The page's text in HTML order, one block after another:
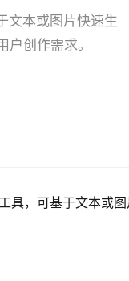
文本或图片快速生
创作需求。
具，可基于文本或